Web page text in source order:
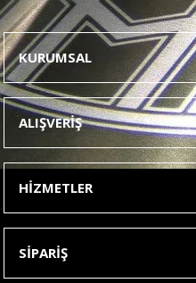
Bu ürünün fiyat bilgisi, resim,
konularda yetersiz gördüğünüz
tarafımıza iletebilirsiniz.
Görüş ve önerileriniz için
Ürün resmi kalitesiz, bozuk
Ürün açıklamasında eksik
Ürün bilgilerinde hatalar
Ürün fiyatı diğer sitelerden daha
Bu ürüne benzer farklı
KURUMSAL
ALIŞVERİŞ
HİZMETLER
SİPARİŞ